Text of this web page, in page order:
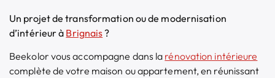
Un projet de transformation ou de modernisation
d’intérieur à Brignais?
Beekolor vous accompagne dans la rénovation intérieure
complète de votre maison ou appartement, en réunissant